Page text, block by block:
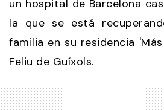
un hospital de Barcelona
la que se está
familia en su residencia
Feliu de Guíxols.